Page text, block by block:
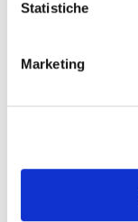
Statistiche
Marketing
149,00 €
-50%